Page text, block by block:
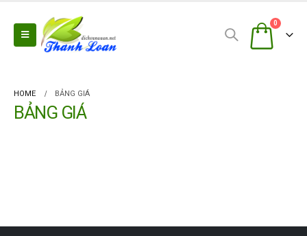
0
HOME BẢNG GIÁ
BẢNG GIÁ